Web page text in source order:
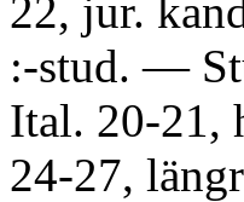
22, jur.
:-stud. —
Ital. 20-21,
24-27,